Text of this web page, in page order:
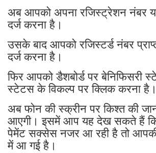
अब आपको अपना रजिस्ट्रेशन नंबर
दर्ज करना है।
उसके बाद आपको रजिस्टर्ड नंबर
दर्ज करना है।
फिर आपको डैशबोर्ड पर बेनिफिसरी
स्टेटस के विकल्प पर क्लिक करना है।
अब फोन की स्क्रीन पर किश्त की
आएगी। इसमें आप यह देख सकते हैं
पेमेंट सक्सेस नजर आ रही है तो
में आ गई है।